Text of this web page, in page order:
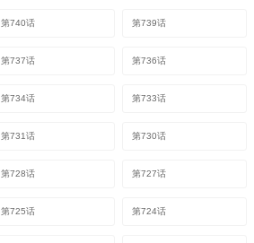
第740话 第739话
第737话 第736话
第734话 第733话
第731话 第730话
第728话 第727话
第725话 第724话